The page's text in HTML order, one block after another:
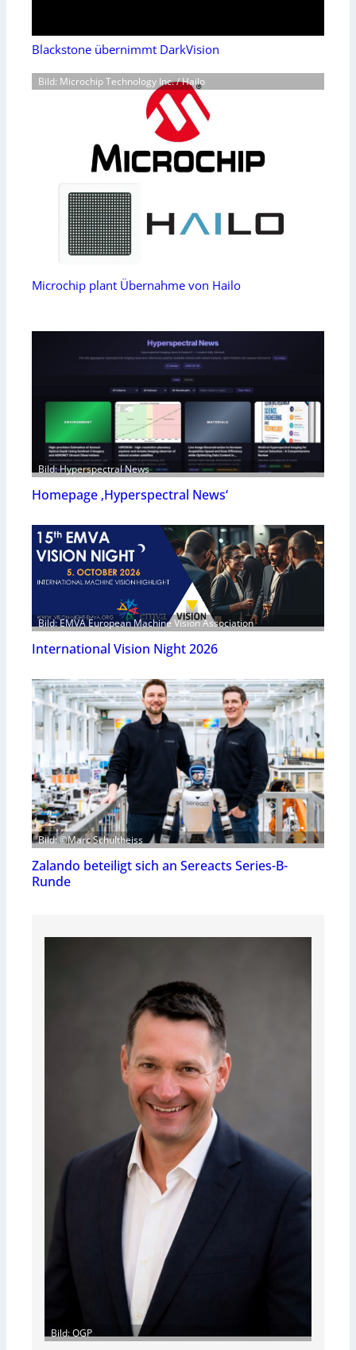
Blackstone übernimmt DarkVision
Bild: Microchip Technology Inc. / Hailo
Microchip plant Übernahme von Hailo
Bild: Hyperspectral News
Homepage ‚Hyperspectral News‘
Bild: EMVA European Machine Vision Association
International Vision Night 2026
Bild: ©Marc Schultheiss
Zalando beteiligt sich an Sereacts Series-B-
Runde
Bild: OGP